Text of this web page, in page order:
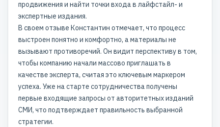
продвижения и найти точки входа в лайфстайл- и
экспертные издания.
В своем отзыве Константин отмечает, что процесс
выстроен понятно и комфортно, а материалы не
вызывают противоречий. Он видит перспективу в том,
чтобы компанию начали массово приглашать в
качестве эксперта, считая это ключевым маркером
успеха. Уже на старте сотрудничества получены
первые входящие запросы от авторитетных изданий
СМИ, что подтверждает правильность выбранной
стратегии.